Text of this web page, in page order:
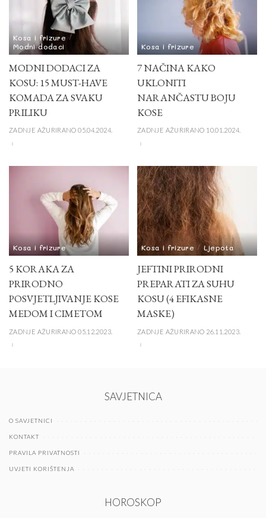
Kosa i frizure
Modni dodaci
MODNI DODACI ZA
KOSU: 15 MUST-HAVE
KOMADA ZA SVAKU
PRILIKU
ZADNJE AŽURIRANO 05.04.2024.
Kosa i frizure
7 NAČINA KAKO
UKLONITI
NARANČASTU BOJU
KOSE
ZADNJE AŽURIRANO 10.01.2024.
Kosa i frizure
5 KORAKA ZA
PRIRODNO
POSVJETLJIVANJE KOSE
MEDOM I CIMETOM
ZADNJE AŽURIRANO 05.12.2023.
Kosa i frizure Ljepota
JEFTINI PRIRODNI
PREPARATI ZA SUHU
KOSU (4 EFIKASNE
MASKE)
ZADNJE AŽURIRANO 26.11.2023.
SAVJETNICA
O SAVJETNICI
KONTAKT
PRAVILA PRIVATNOSTI
UVJETI KORIŠTENJA
HOROSKOP